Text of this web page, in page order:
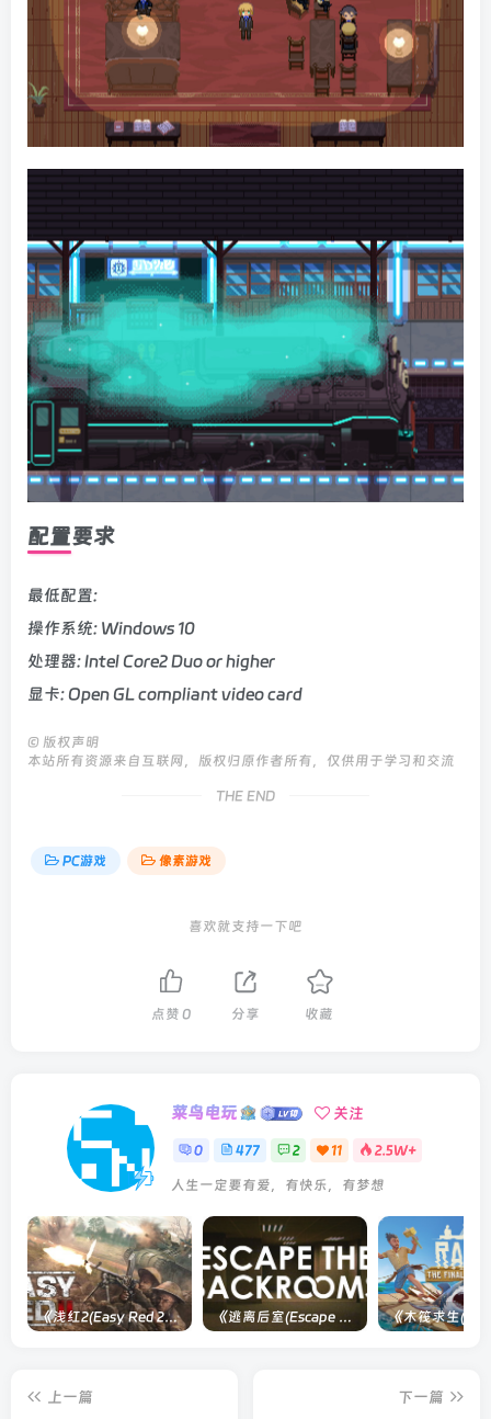
配置要求
最低配置:
操作系统: Windows 10
处理器: Intel Core2 Duo or higher
显卡: Open GL compliant video card
© 版权声明
本站所有资源来自互联网，版权归原作者所有，仅供用于学习和交流
THE END
PC游戏 像素游戏
喜欢就支持一下吧
点赞 0 分享 收藏
菜鸟电玩 关注
0 477 2 11 2.5W+
时间总把最好的人留到最后
《浅红2(Easy Red 2)》[v1.5.0] 整合全部淞沪会战-南京保卫战等DLCs 《逃离后室(Escape the Backrooms)》[Build 28012024]联机版
上一篇
下一篇